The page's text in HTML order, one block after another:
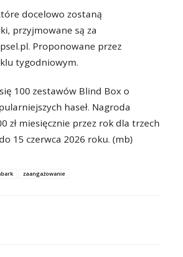
docelowo zostaną
przyjmowane są za
Proponowane przez
tygodniowym.
100 zestawów Blind Box o
haseł. Nagroda
zł miesięcznie przez rok dla trzech
15 czerwca 2026 roku. (mb)
zaangażowanie